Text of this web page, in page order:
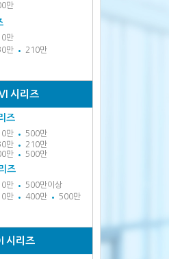
만
만
만 210만
시리즈
즈
만
500만
만
210만
만
500만
즈
만
500만이상
만 400만 500만
시리즈